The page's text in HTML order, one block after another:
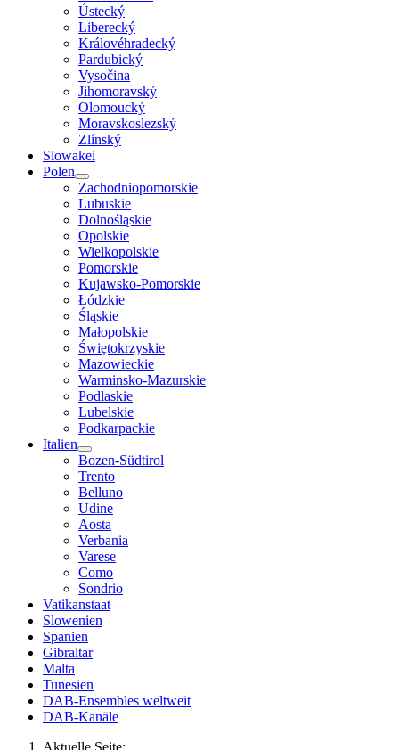
Ústecký
Liberecký
Královéhradecký
Pardubický
Vysočina
Jihomoravský
Olomoucký
Moravskoslezský
Zlínský
Slowakei
Polen
Zachodniopomorskie
Lubuskie
Dolnośląskie
Opolskie
Wielkopolskie
Pomorskie
Kujawsko-Pomorskie
Łódzkie
Śląskie
Małopolskie
Świętokrzyskie
Mazowieckie
Warminsko-Mazurskie
Podlaskie
Lubelskie
Podkarpackie
Italien
Bozen-Südtirol
Trento
Belluno
Udine
Aosta
Verbania
Varese
Como
Sondrio
Vatikanstaat
Slowenien
Spanien
Gibraltar
Malta
Tunesien
DAB-Ensembles weltweit
DAB-Kanäle